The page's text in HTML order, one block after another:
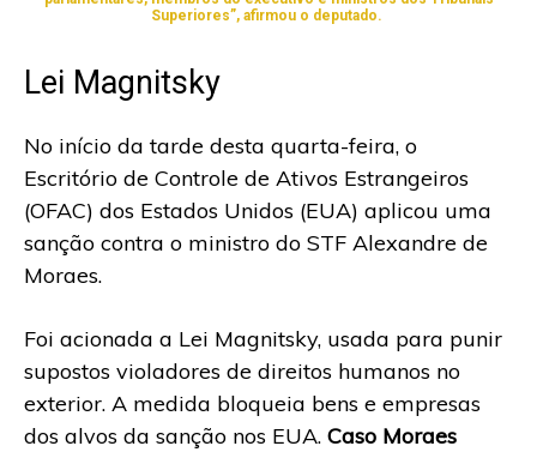
Superiores”, afirmou o deputado.
Lei Magnitsky
No início da tarde desta quarta-feira, o
Escritório de Controle de Ativos Estrangeiros
(OFAC) dos Estados Unidos (EUA) aplicou uma
sanção contra o ministro do STF Alexandre de
Moraes.
Foi acionada a Lei Magnitsky, usada para punir
supostos violadores de direitos humanos no
exterior. A medida bloqueia bens e empresas
dos alvos da sanção nos EUA. Caso Moraes